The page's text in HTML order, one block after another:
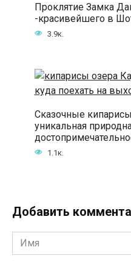
Проклятие Замка
-красивейшего в
3.9к.
Сказочные
уникальная
1.1к.
Добавить
Имя
*